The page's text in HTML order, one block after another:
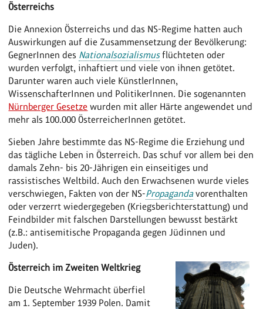
Österreichs
Die Annexion Österreichs und das NS-Regime hatten auch
Auswirkungen auf die Zusammensetzung der Bevölkerung:
GegnerInnen des Nationalsozialismusflüchteten oder
wurden verfolgt, inhaftiert und viele von ihnen getötet.
Darunter waren auch viele KünstlerInnen,
WissenschafterInnen und PolitikerInnen. Die sogenannten
Nürnberger Gesetze wurden mit aller Härte angewendet und
mehr als 100.000 ÖsterreicherInnen getötet.
Sieben Jahre bestimmte das NS-Regime die Erziehung und
das tägliche Leben in Österreich. Das schuf vor allem bei den
damals Zehn- bis 20-Jährigen ein einseitiges und
rassistisches Weltbild. Auch den Erwachsenen wurde vieles
verschwiegen, Fakten von der NS-Propagandavorenthalten
oder verzerrt wiedergegeben (Kriegsberichterstattung) und
Feindbilder mit falschen Darstellungen bewusst bestärkt
(z.B.: antisemitische Propaganda gegen Jüdinnen und
Juden).
Österreich im Zweiten Weltkrieg
Die Deutsche Wehrmacht überfiel
am 1. September 1939 Polen. Damit